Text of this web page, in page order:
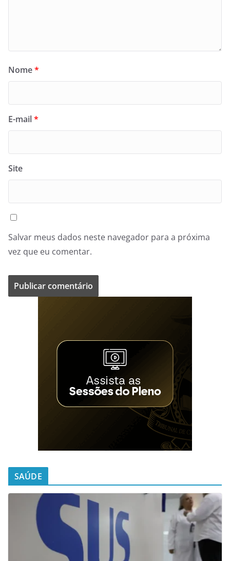
Nome*
E-mail*
Site
Salvar meus dados neste navegador para a próxima
vez que eu comentar.
SAÚDE